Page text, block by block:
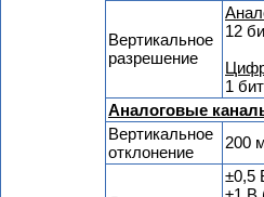
Вертикальное
разрешение
12
1 бит
Аналоговые
Вертикальное
отклонение
200
±0,5